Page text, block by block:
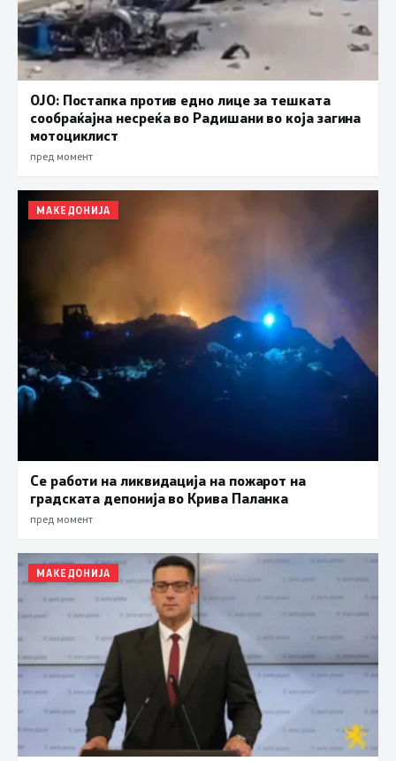
ОЈО: Постапка против едно лице за тешката
сообраќајна несреќа во Радишани во која загина
мотоциклист
пред момент
МАКЕДОНИЈА
Се работи на ликвидација на пожарот на
градската депонија во Крива Паланка
пред момент
МАКЕДОНИЈА